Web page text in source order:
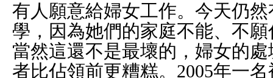
有人願意給婦女工作。今天仍然
學，因為她們的家庭不能、不
當然這還不是最壞的，婦女的
者比佔領前更糟糕。 2005年一名